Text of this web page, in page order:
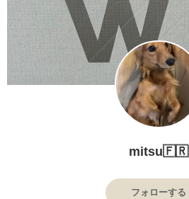
mitsu🇫🇷
フォローする